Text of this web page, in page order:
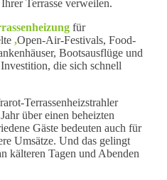
Terrasse verweilen.
für
,Open-Air-Festivals, Food-
Bootsausflüge und
die sich schnell
Terrassenheizstrahler
über einen beheizten
Gäste bedeuten auch für
Umsätze. Und das gelingt
kälteren Tagen und Abenden